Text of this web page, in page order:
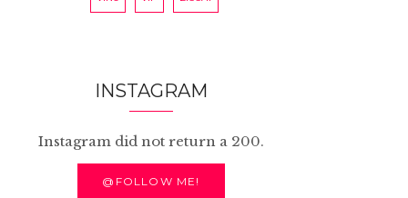
INSTAGRAM
Instagram did not return a 200.
@FOLLOW ME!